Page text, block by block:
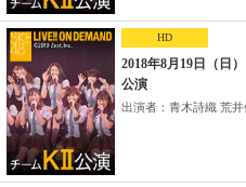
HD
2018年8月19日（日
公演
出演者：青木詩織 荒井